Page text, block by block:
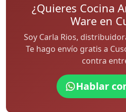
¿Quieres Cocina
Ware en
Soy Carla Rios,
Te hago envío gratis a
contra
Hablar